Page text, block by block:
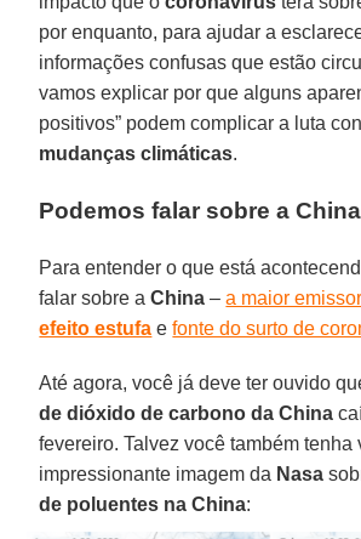
por enquanto, para ajudar a
informações confusas que estão
vamos explicar por que alguns
positivos” podem complicar a luta
mudanças climáticas.
Podemos falar sobre a
Para entender o que está
falar sobre aChina –a maior
efeito estufa efonte do surto de
Até agora, você já deve ter ouvido
de dióxido de carbono da China
fevereiro. Talvez você também tenha
impressionante imagem da Nasa
de poluentes na China: